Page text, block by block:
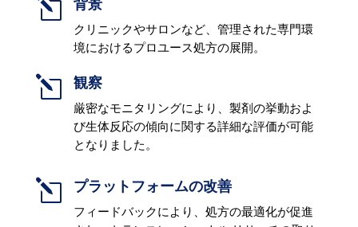
l 背景
クリニックやサロンなど、管理された専門環
境におけるプロユース処方の展開。
l 観察
厳密なモニタリングにより、製剤の挙動およ
び生体反応の傾向に関する詳細な評価が可能
となりました。
l プラットフォームの改善
フィードバックにより、処方の最適化が促進